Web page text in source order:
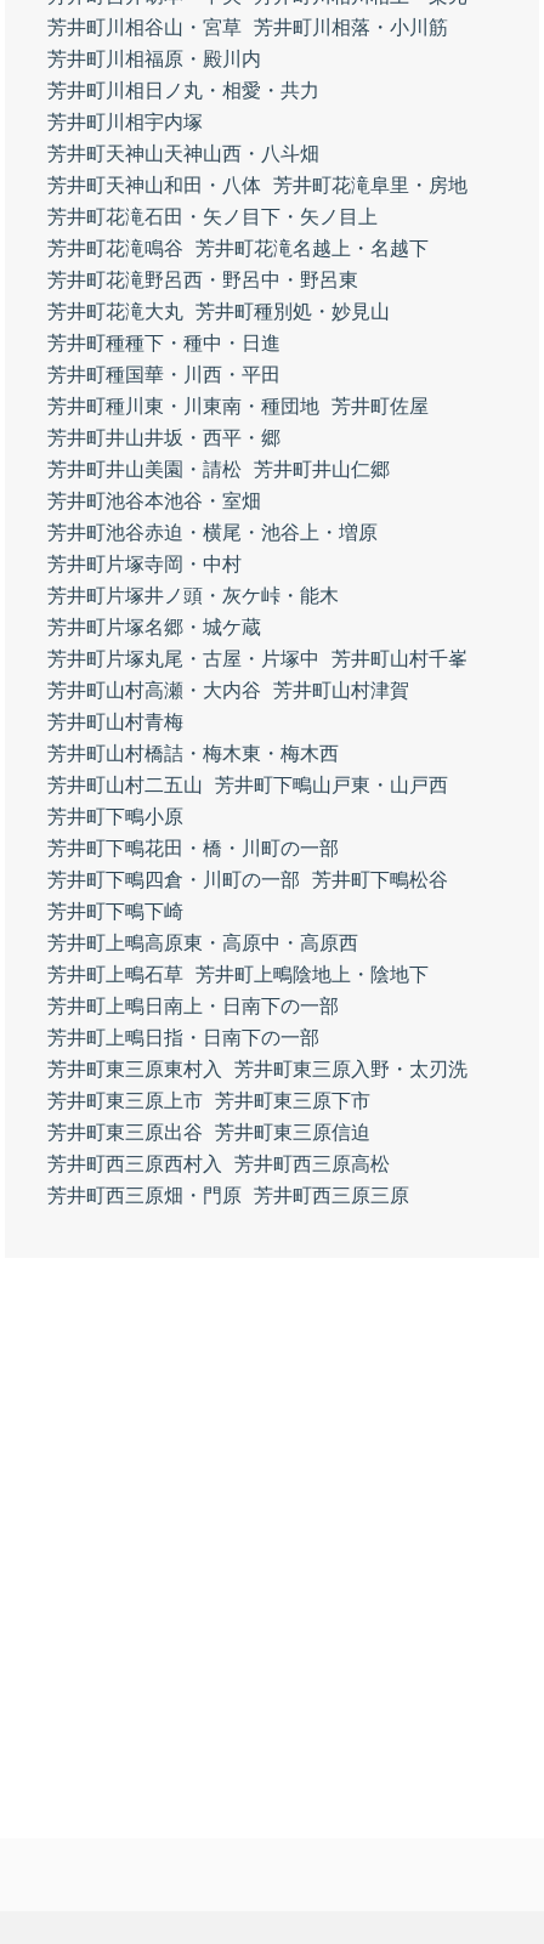
芳井町川相谷山・宮草 芳井町川相落・小川筋
芳井町川相福原・殿川内
芳井町川相日ノ丸・相愛・共力
芳井町川相宇内塚
芳井町天神山天神山西・八斗畑
芳井町天神山和田・八体 芳井町花滝阜里・房地
芳井町花滝石田・矢ノ目下・矢ノ目上
芳井町花滝鳴谷
芳井町花滝名越上・名越下
芳井町花滝野呂西・野呂中・野呂東
芳井町花滝大丸 芳井町種別処・妙見山
芳井町種種下・種中・日進
芳井町種国華・川西・平田
芳井町種川東・川東南・種団地 芳井町佐屋
芳井町井山井坂・西平・郷
芳井町井山美園・請松 芳井町井山仁郷
芳井町池谷本池谷・室畑
芳井町池谷赤迫・横尾・池谷上・増原
芳井町片塚寺岡・中村
芳井町片塚井ノ頭・灰ケ峠・能木
芳井町片塚名郷・城ケ蔵
芳井町片塚丸尾・古屋・片塚中
芳井町山村千峯
芳井町山村高瀬・大内谷
芳井町山村津賀
芳井町山村青梅
芳井町山村橋詰・梅木東・梅木西
芳井町山村二五山
芳井町下鴫山戸東・山戸西
芳井町下鴫小原
芳井町下鴫花田・橋・川町の一部
芳井町下鴫四倉・川町の一部
芳井町下鴫松谷
芳井町下鴫下崎
芳井町上鴫高原東・高原中・高原西
芳井町上鴫石草 芳井町上鴫陰地上・陰地下
芳井町上鴫日南上・日南下の一部
芳井町上鴫日指・日南下の一部
芳井町東三原東村入
芳井町東三原入野・太刃洗
芳井町東三原上市 芳井町東三原下市
芳井町東三原出谷
芳井町東三原信迫
芳井町西三原西村入
芳井町西三原高松
芳井町西三原畑・門原 芳井町西三原三原